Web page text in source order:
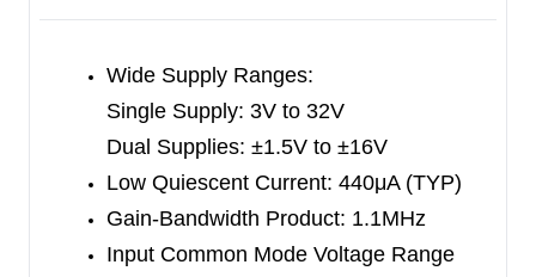
Wide Supply Ranges:
Single Supply: 3V to 32V
Dual Supplies: ±1.5V to ±16V
Low Quiescent Current: 440μA (TYP)
Gain-Bandwidth Product: 1.1MHz
Input Common Mode Voltage Range